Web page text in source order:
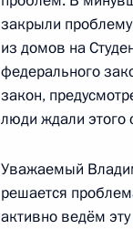
16 апреля 2024 года,
Встреча с
15 апреля 2024 года,
закрыли
из домов на
федерального
закон,
люди ждали этого
Уважаемый
решается
активно ведём